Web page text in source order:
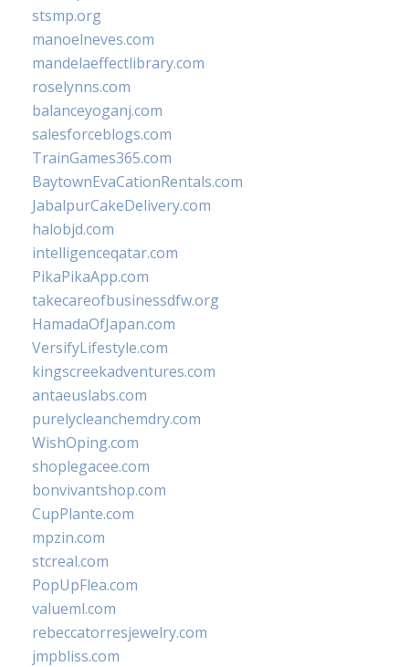
stsmp.org
manoelneves.com
mandelaeffectlibrary.com
roselynns.com
balanceyoganj.com
salesforceblogs.com
TrainGames365.com
BaytownEvaCationRentals.com
JabalpurCakeDelivery.com
halobjd.com
intelligenceqatar.com
PikaPikaApp.com
takecareofbusinessdfw.org
HamadaOfJapan.com
VersifyLifestyle.com
kingscreekadventures.com
antaeuslabs.com
purelycleanchemdry.com
WishOping.com
shoplegacee.com
bonvivantshop.com
CupPlante.com
mpzin.com
stcreal.com
PopUpFlea.com
valueml.com
rebeccatorresjewelry.com
jmpbliss.com